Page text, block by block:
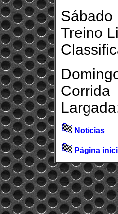
Sábado
Treino
Corrida
Notícias
Página